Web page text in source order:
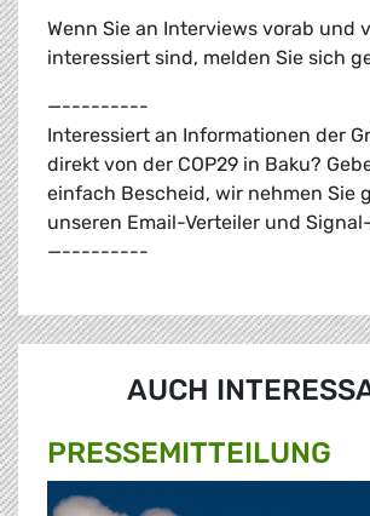
Wenn Sie an Interviews vorab und
interessiert sind, melden Sie sich
—---------
Interessiert an Informationen der
direkt von der COP29 in Baku?
einfach Bescheid, wir nehmen Sie
unseren Email-Verteiler und
—---------
AUCH
PRESSE­MITTEILUNG